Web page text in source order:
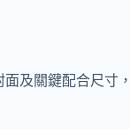
及關鍵配合尺寸